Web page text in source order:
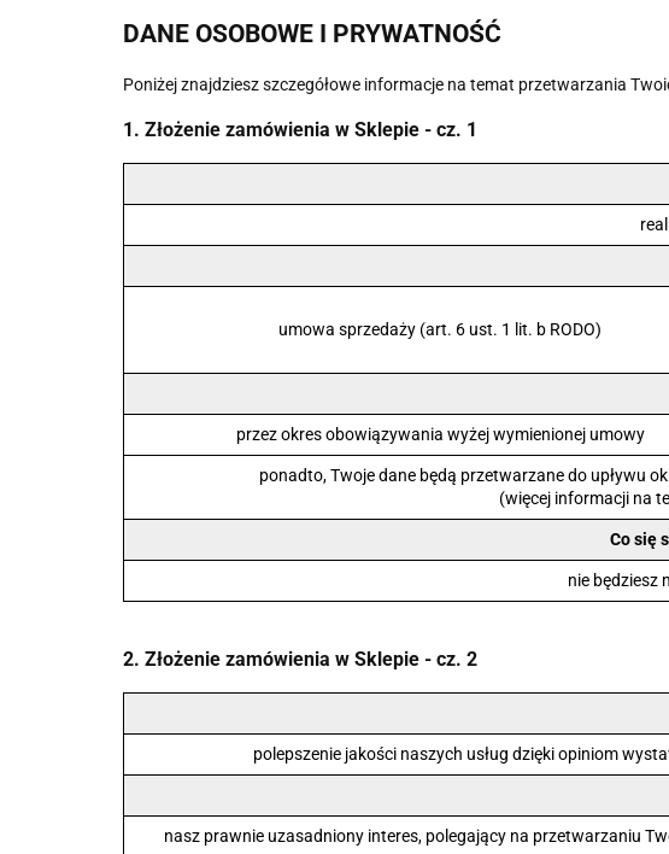
DANE OSOBOWE I PRYWATNOŚĆ
Poniżej znajdziesz szczegółowe informacje na temat przetwarzania
1. Złożenie zamówienia w Sklepie - cz. 1
umowa sprzedaży (art. 6 ust. 1 lit. b RODO)
przez okres obowiązywania wyżej wymienionej umowy
ponadto, Twoje dane będą przetwarzane do upływu
(więcej informacji na
Co się
nie będziesz
2. Złożenie zamówienia w Sklepie - cz. 2
polepszenie jakości naszych usług dzięki opiniom
nasz prawnie uzasadniony interes, polegający na przetwarzaniu